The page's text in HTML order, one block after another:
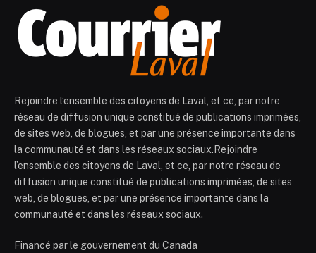
Rejoindre l’ensemble des citoyens de Laval, et ce, par notre
réseau de diffusion unique constitué de publications imprimées,
de sites web, de blogues, et par une présence importante dans
la communauté et dans les réseaux sociaux.Rejoindre
l’ensemble des citoyens de Laval, et ce, par notre réseau de
diffusion unique constitué de publications imprimées, de sites
web, de blogues, et par une présence importante dans la
communauté et dans les réseaux sociaux.
Financé par le gouvernement du Canada